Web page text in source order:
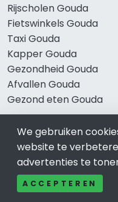
Rijscholen Gouda
Fietswinkels Gouda
Taxi Gouda
Kapper Gouda
Gezondheid Gouda
Afvallen Gouda
Gezond eten Gouda
Bekend in Gouda
Restaurants Gouda
Catering Gouda
We gebruiken
website te
advertenties te
ACCEPTEREN